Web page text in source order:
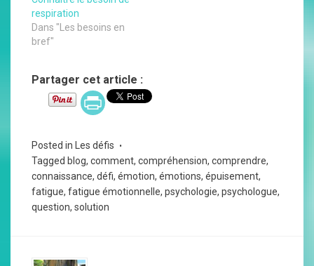
respiration
Dans "Les besoins en
bref"
Partager cet article :
Posted in Les défis
Tagged blog, comment, compréhension, comprendre,
connaissance, défi, émotion, émotions, épuisement,
fatigue, fatigue émotionnelle, psychologie, psychologue,
question, solution